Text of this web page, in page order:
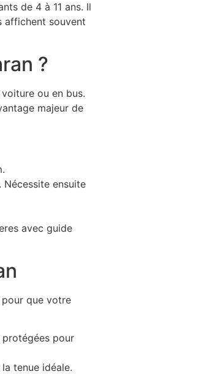
de 4 à 11 ans. Il
affichent souvent
?
ou en bus.
majeur de
ensuite
avec guide
pour que votre
protégées pour
tenue idéale.